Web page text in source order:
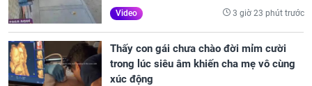
Video 3 giờ 23 phút trước
Thấy con gái chưa chào đời mỉm cười
trong lúc siêu âm khiến cha mẹ vô cùng
xúc động